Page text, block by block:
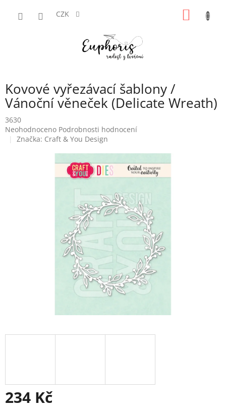
CZK
Kovové vyřezávací šablony /
Vánoční věneček (Delicate Wreath)
3630
Průměrné
hodnocení
Neohodnoceno Podrobnosti hodnocení
Značka: Craft & You Design
234 Kč